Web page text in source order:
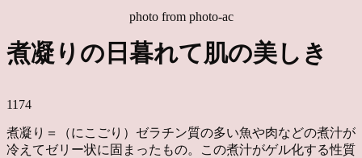
photo from photo-ac
煮凝りの日暮れて肌の美しき
1174
煮凝り＝（にこごり）ゼラチン質の多い魚や肉などの煮汁が
冷えてゼリー状に固まったもの。この煮汁がゲル化する性質